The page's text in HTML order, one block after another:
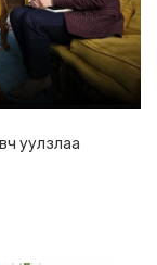
уулзлаа